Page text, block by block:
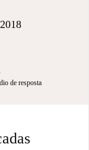
de resposta